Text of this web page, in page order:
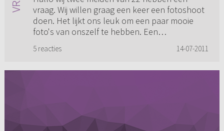
vraag. Wij willen graag een keer een fotoshoot
doen. Het lijkt ons leuk om een paar mooie
foto's van onszelf te hebben. Een
5 reacties 14-07-2011